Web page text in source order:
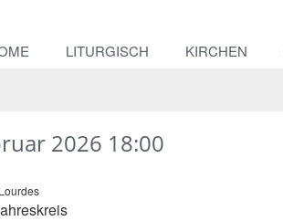
LITURGISCH KIRCHEN
2026 18:00